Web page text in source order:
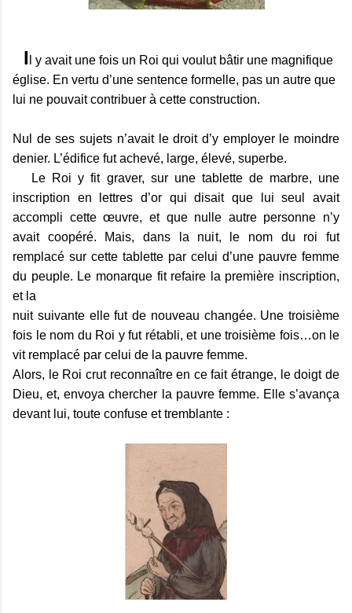
I l y avait une fois un Roi qui voulut bâtir une magnifique
église. En vertu d’une sentence formelle, pas un autre que
lui ne pouvait contribuer à cette construction.
Nul de ses sujets n’avait le droit d’y employer le moindre
denier. L’édifice fut achevé, large, élevé, superbe.
Le Roi y fit graver, sur une tablette de marbre, une
inscription en lettres d’or qui disait que lui seul avait
accompli cette œuvre, et que nulle autre personne n’y
avait coopéré. Mais, dans la nuit, le nom du roi fut
remplacé sur cette tablette par celui d’une pauvre femme
du peuple. Le monarque fit refaire la première inscription,
et la
nuit suivante elle fut de nouveau changée. Une troisième
fois le nom du Roi y fut rétabli, et une troisième fois…on le
vit remplacé par celui de la pauvre femme.
Alors, le Roi crut reconnaître en ce fait étrange, le doigt de
Dieu, et, envoya chercher la pauvre femme. Elle s’avança
devant lui, toute confuse et tremblante :